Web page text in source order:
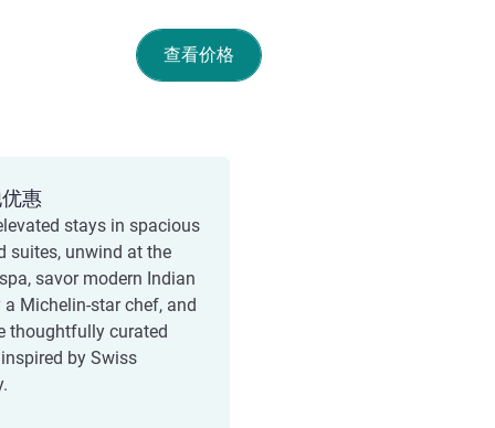
查看价格
惠
stays in spacious
suites, unwind at the
savor modern Indian
a Michelin-star chef, and
thoughtfully curated
by Swiss